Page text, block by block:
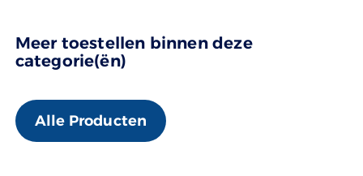
Meer toestellen binnen deze
categorie(ën)
Alle Producten